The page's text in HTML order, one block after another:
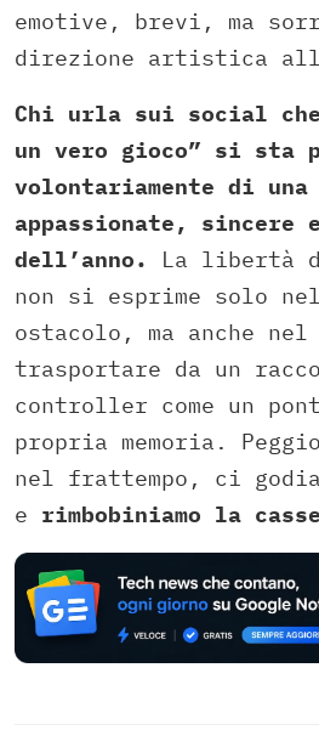
emotive, brevi, ma
direzione artistica
Chi urla sui social che
un vero gioco” si sta
volontariamente di
appassionate, sincere
dell’anno.
La libertà
non si esprime solo
ostacolo, ma anche
trasportare da un
controller come un
propria memoria.
nel frattempo, ci
e rimbobiniamo la